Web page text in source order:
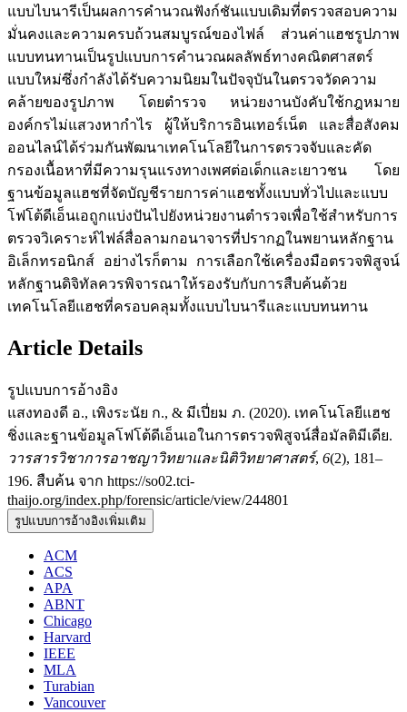
แบบไบนารีเป็นผลการคำนวณฟังก์ชันแบบเดิมที่ตรวจสอบความ
มั่นคงและความครบถ้วนสมบูรณ์ของไฟล์ ส่วนค่าแฮชรูปภาพ
แบบทนทานเป็นรูปแบบการคำนวณผลลัพธ์ทางคณิตศาสตร์
แบบใหม่ซึ่งกำลังได้รับความนิยมในปัจจุบันในตรวจวัดความ
คล้ายของรูปภาพ โดยตำรวจ หน่วยงานบังคับใช้กฎหมาย
องค์กรไม่แสวงหากำไร ผู้ให้บริการอินเทอร์เน็ต และสื่อสังคม
ออนไลน์ได้ร่วมกันพัฒนาเทคโนโลยีในการตรวจจับและคัด
กรองเนื้อหาที่มีความรุนแรงทางเพศต่อเด็กและเยาวชน โดย
ฐานข้อมูลแฮชที่จัดบัญชีรายการค่าแฮชทั้งแบบทั่วไปและแบบ
โฟโต้ดีเอ็นเอถูกแบ่งปันไปยังหน่วยงานตำรวจเพื่อใช้สำหรับการ
ตรวจวิเคราะห์ไฟล์สื่อลามกอนาจารที่ปรากฏในพยานหลักฐาน
อิเล็กทรอนิกส์ อย่างไรก็ตาม การเลือกใช้เครื่องมือตรวจพิสูจน์
หลักฐานดิจิทัลควรพิจารณาให้รองรับกับการสืบค้นด้วย
เทคโนโลยีแฮชที่ครอบคลุมทั้งแบบไบนารีและแบบทนทาน
Article Details
รูปแบบการอ้างอิง
แสงทองดี อ., เพิงระนัย ก., & มีเปี่ยม ภ. (2020). เทคโนโลยีแฮช
ชิ่งและฐานข้อมูลโฟโต้ดีเอ็นเอในการตรวจพิสูจน์สื่อมัลติมีเดีย.
วารสารวิชาการอาชญาวิทยาและนิติวิทยาศาสตร์, 6(2), 181–
196. สืบค้น จาก https://so02.tci-
thaijo.org/index.php/forensic/article/view/244801
รูปแบบการอ้างอิงเพิ่มเติม
ACM
ACS
APA
ABNT
Chicago
Harvard
IEEE
MLA
Turabian
Vancouver